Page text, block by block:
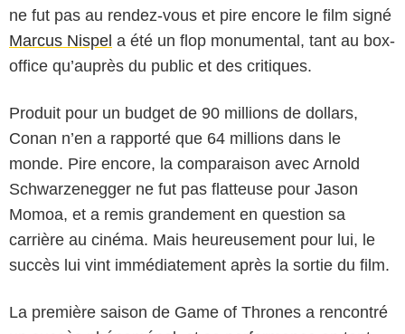
ne fut pas au rendez-vous et pire encore le film signé
Marcus Nispel a été un flop monumental, tant au box-
office qu’auprès du public et des critiques.
Produit pour un budget de 90 millions de dollars,
Conan n’en a rapporté que 64 millions dans le
monde. Pire encore, la comparaison avec Arnold
Schwarzenegger ne fut pas flatteuse pour Jason
Momoa, et a remis grandement en question sa
carrière au cinéma. Mais heureusement pour lui, le
succès lui vint immédiatement après la sortie du film.
La première saison de Game of Thrones a rencontré